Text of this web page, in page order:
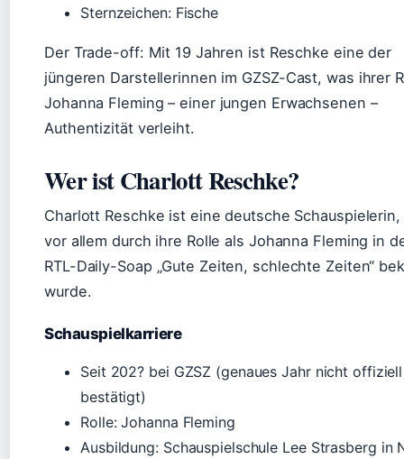
Sternzeichen: Fische
Der Trade-off: Mit 19 Jahren ist Reschke eine der
jüngeren Darstellerinnen im GZSZ-Cast, was ihrer
Johanna Fleming – einer jungen Erwachsenen –
Authentizität verleiht.
Wer ist Charlott Reschke?
Charlott Reschke ist eine deutsche
vor allem durch ihre Rolle als Johanna Fleming in
RTL-Daily-Soap „Gute Zeiten, schlechte Zeiten“
wurde.
Schauspielkarriere
Seit 202? bei GZSZ (genaues Jahr nicht offiziell
bestätigt)
Rolle: Johanna Fleming
Ausbildung: Schauspielschule Lee Strasberg in